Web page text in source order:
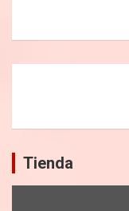
Tienda